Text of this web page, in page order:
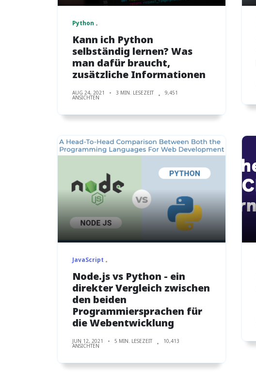
Python
Kann ich Python
selbständig lernen? Was
man dafür braucht,
zusätzliche Informationen
AUG 24, 2021 3 MIN. LESEZEIT 9,451
ANSICHTEN
JavaScript
Node.js vs Python - ein
direkter Vergleich zwischen
den beiden
Programmiersprachen für
die Webentwicklung
JUN 12, 2021 5 MIN. LESEZEIT 10,413
ANSICHTEN